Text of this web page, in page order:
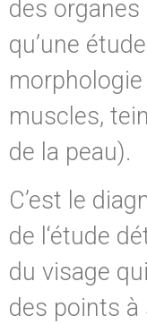
des organes
qu’une
muscles,
de la peau).
C’est le
de l‘étude
du visage
des points à